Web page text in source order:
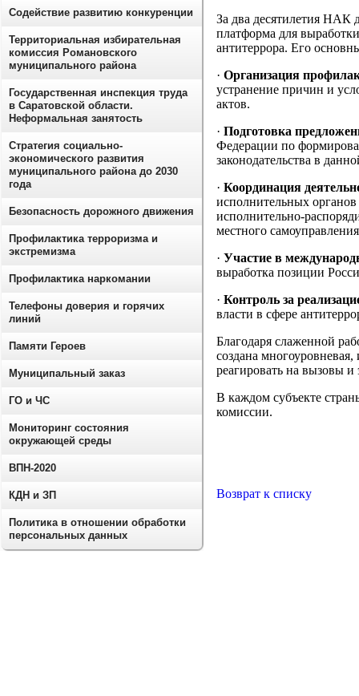
За два десятилетия НАК
платформа для
антитеррора. Его
· Организация
устранение причин и
актов.
· Подготовка
Федерации по
законодательства в
· Координация
исполнительных
исполнительно-
местного
· Участие в
выработка позиции
· Контроль за
власти в сфере
Благодаря слаженной
создана
реагировать на вызовы
В каждом субъекте
комиссии.
Возврат к списку
Содействие развитию конкуренции
Территориальная избирательная
комиссия Романовского
муниципального района
Государственная инспекция труда
в Саратовской области.
Неформальная занятость
Стратегия социально-
экономического развития
муниципального района до 2030
года
Безопасность дорожного движения
Профилактика терроризма и
экстремизма
Профилактика наркомании
Телефоны доверия и горячих
линий
Памяти Героев
Муниципальный заказ
ГО и ЧС
Мониторинг состояния
окружающей среды
ВПН-2020
КДН и ЗП
Политика в отношении обработки
персональных данных